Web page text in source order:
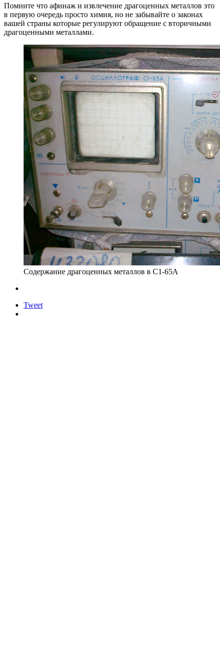
Помните что афинаж и извлечение драгоценных металлов это
в первую очередь просто химия, но не забывайте о законах
вашей страны которые регулируют обращение с вторичными
драгоценными металлами.
Содержание драгоценных металлов в С1-65А
Tweet